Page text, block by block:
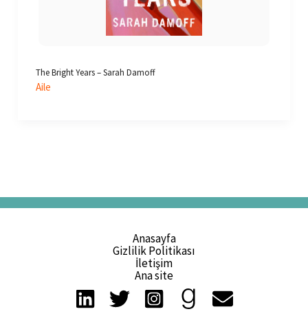
The Bright Years – Sarah Damoff
Aile
Anasayfa
Gizlilik Politikası
İletişim
Ana site